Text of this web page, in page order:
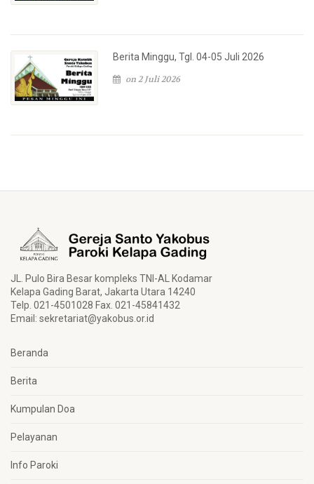
Berita Minggu, Tgl. 04-05 Juli 2026
on 2 Juli 2026
JL. Pulo Bira Besar kompleks TNI-AL Kodamar
Kelapa Gading Barat, Jakarta Utara 14240
Telp. 021-4501028 Fax. 021-45841432
Email: sekretariat@yakobus.or.id
Beranda
Berita
Kumpulan Doa
Pelayanan
Info Paroki